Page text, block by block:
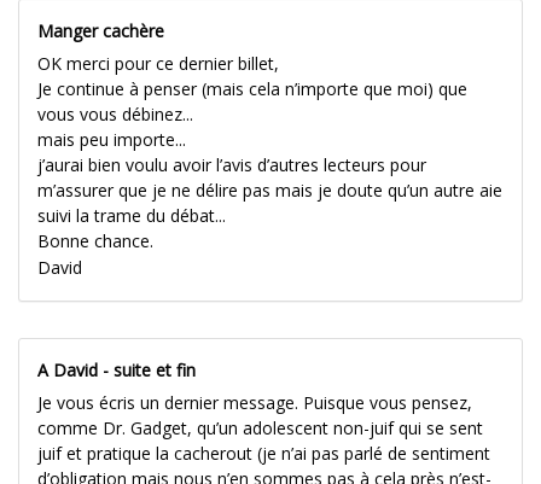
Manger cachère
OK merci pour ce dernier billet,
Je continue à penser (mais cela n’importe que moi) que
vous vous débinez...
mais peu importe...
j’aurai bien voulu avoir l’avis d’autres lecteurs pour
m’assurer que je ne délire pas mais je doute qu’un autre aie
suivi la trame du débat...
Bonne chance.
David
A David - suite et fin
Je vous écris un dernier message. Puisque vous pensez,
comme Dr. Gadget, qu’un adolescent non-juif qui se sent
juif et pratique la cacherout (je n’ai pas parlé de sentiment
d’obligation mais nous n’en sommes pas à cela près n’est-